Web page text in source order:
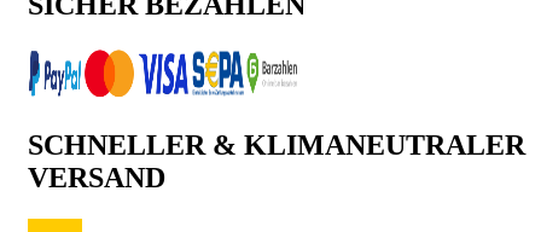
SCHNELLER & KLIMANEUTRALER
VERSAND